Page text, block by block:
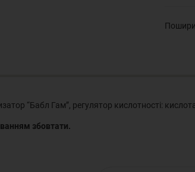
“Бабл Гам”, регулятор кислотності:
збовтати.